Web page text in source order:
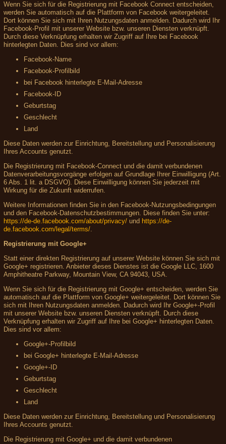
Wenn Sie sich für die Registrierung mit Facebook Connect entscheiden,
werden Sie automatisch auf die Plattform von Facebook weitergeleitet.
Dort können Sie sich mit Ihren Nutzungsdaten anmelden. Dadurch wird Ihr
Facebook-Profil mit unserer Website bzw. unseren Diensten verknüpft.
Durch diese Verknüpfung erhalten wir Zugriff auf Ihre bei Facebook
hinterlegten Daten. Dies sind vor allem:
Facebook-Name
Facebook-Profilbild
bei Facebook hinterlegte E-Mail-Adresse
Facebook-ID
Geburtstag
Geschlecht
Land
Diese Daten werden zur Einrichtung, Bereitstellung und Personalisierung
Ihres Accounts genutzt.
Die Registrierung mit Facebook-Connect und die damit verbundenen
Datenverarbeitungsvorgänge erfolgen auf Grundlage Ihrer Einwilligung (Art.
6 Abs. 1 lit. a DSGVO). Diese Einwilligung können Sie jederzeit mit
Wirkung für die Zukunft widerrufen.
Weitere Informationen finden Sie in den Facebook-Nutzungsbedingungen
und den Facebook-Datenschutzbestimmungen. Diese finden Sie unter:
https://de-de.facebook.com/about/privacy/ und https://de-
de.facebook.com/legal/terms/.
Registrierung mit Google+
Statt einer direkten Registrierung auf unserer Website können Sie sich mit
Google+ registrieren. Anbieter dieses Dienstes ist die Google LLC, 1600
Amphitheatre Parkway, Mountain View, CA 94043, USA.
Wenn Sie sich für die Registrierung mit Google+ entscheiden, werden Sie
automatisch auf die Plattform von Google+ weitergeleitet. Dort können Sie
sich mit Ihren Nutzungsdaten anmelden. Dadurch wird Ihr Google+-Profil
mit unserer Website bzw. unseren Diensten verknüpft. Durch diese
Verknüpfung erhalten wir Zugriff auf Ihre bei Google+ hinterlegten Daten.
Dies sind vor allem:
Google+-Profilbild
bei Google+ hinterlegte E-Mail-Adresse
Google+-ID
Geburtstag
Geschlecht
Land
Diese Daten werden zur Einrichtung, Bereitstellung und Personalisierung
Ihres Accounts genutzt.
Die Registrierung mit Google+ und die damit verbundenen